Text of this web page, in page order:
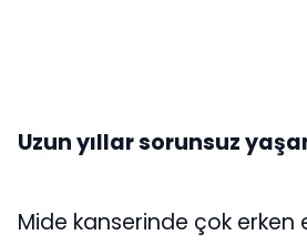
Uzun yıllar sorunsuz
Mide kanserinde çok erken